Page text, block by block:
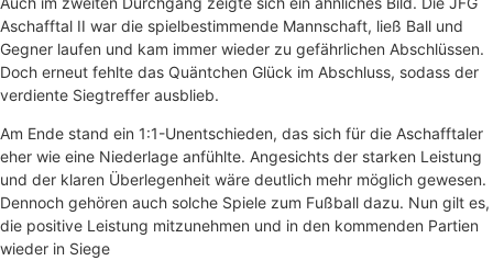
Aschafftal II war die spielbestimmende Mannschaft, ließ Ball und
Gegner laufen und kam immer wieder zu gefährlichen Abschlüssen.
Doch erneut fehlte das Quäntchen Glück im Abschluss, sodass der
verdiente Siegtreffer ausblieb.
Am Ende stand ein 1:1-Unentschieden, das sich für die Aschafftaler
eher wie eine Niederlage anfühlte. Angesichts der starken Leistung
und der klaren Überlegenheit wäre deutlich mehr möglich gewesen.
Dennoch gehören auch solche Spiele zum Fußball dazu. Nun gilt es,
die positive Leistung mitzunehmen und in den kommenden Partien
wieder in Siege